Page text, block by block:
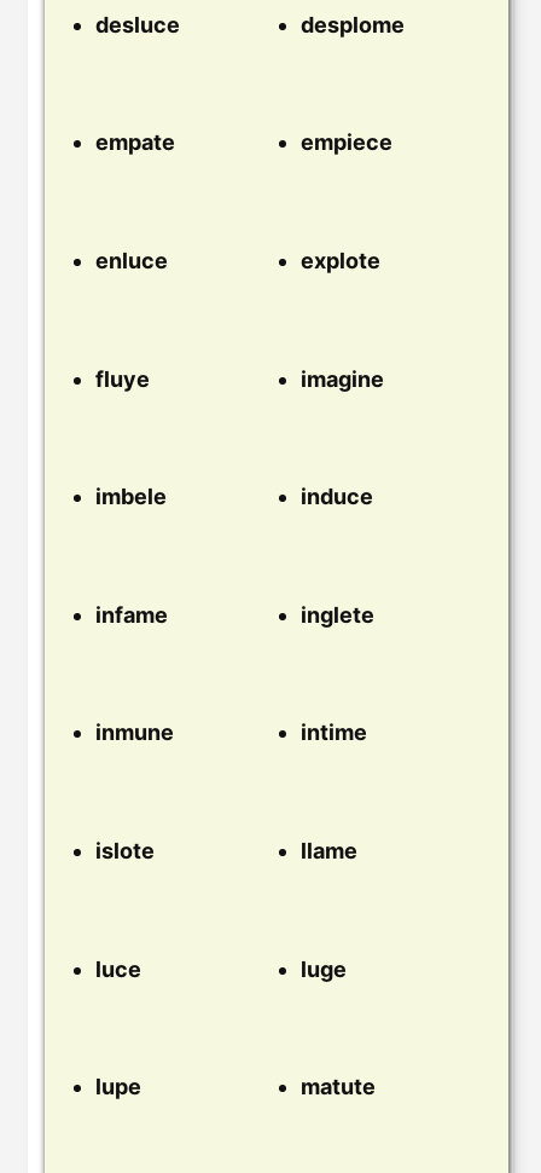
desluce desplome
empate empiece
enluce explote
fluye imagine
imbele induce
infame inglete
inmune intime
islote llame
luce luge
lupe matute